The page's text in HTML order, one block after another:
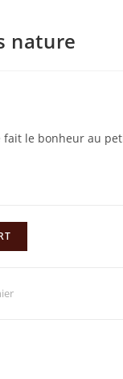
nature
fait le bonheur au